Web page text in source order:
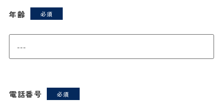
年齢
電話番号